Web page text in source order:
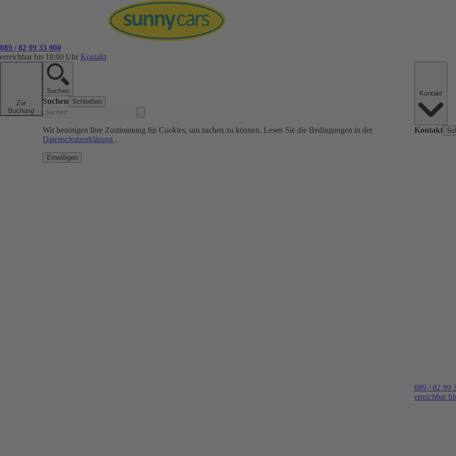
089 / 82 99 33 900
erreichbar bis 18:00 Uhr Kontakt
Zur
Buchung
Suchen
Suchen Schließen
Wir benötigen Ihre Zustimmung für Cookies, um suchen zu können. Lesen Sie die Bedingungen in der
Datenschutzerklärung .
Einwilligen
Kontakt
089 / 82 99
erreichbar